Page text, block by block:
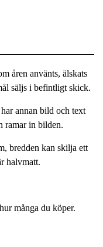
åren använts, älskats
säljs i befintligt skick.
annan bild och text
ramar in bilden.
bredden kan skilja ett
halvmatt.
många du köper.